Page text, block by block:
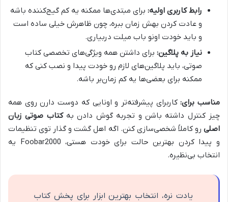
رابط کاربری اولیه: برای مبتدی‌ها ممکنه یه کم گیج‌کننده باشه
و عادت کردن بهش زمان ببره، چون ظاهرش خیلی ساده‌ است
و باید خودت اونو باب میلت دربیاری.
نیاز به پلاگین: برای داشتن همه ویژگی‌های تخصصی کتاب
صوتی، باید پلاگین‌های لازم رو خودت پیدا و نصب کنی که
ممکنه برای بعضی‌ها یه کم زمان‌بر باشه.
مناسب برای:کاربرای پیشرفته‌تر و اونایی که دوست دارن روی همه
چیز کنترل داشته باشن و تجربه گوش دادن بهکتاب صوتی زبان
اصلی رو کاملاً شخصی‌سازی کنن. اگه اهل گشت و گذار توی تنظیمات
و پیدا کردن بهترین حالت برای خودت هستی، Foobar2000 یه
انتخاب بی‌نظیره.
یادت نره، انتخاب بهترین ابزار برای پخش کتاب